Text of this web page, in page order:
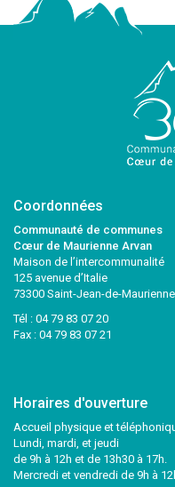
Coordonnées
Communauté de communes
Cœur de Maurienne Arvan
Maison de l’intercommunalité
125 avenue d’Italie
73300 Saint-Jean-de-Maurienne
Tél : 04 79 83 07 20
Fax : 04 79 83 07 21
Horaires d'ouverture
Accueil physique et
Lundi, mardi, et jeudi
de 9h à 12h et de 13h30 à 17h.
Mercredi et vendredi de 9h à